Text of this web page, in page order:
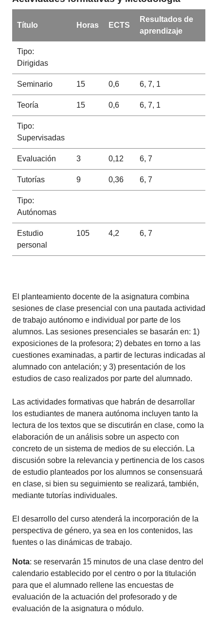
Título Horas ECTS
Resultados de
aprendizaje
Tipo:
Dirigidas
Seminario 15 0,6 6, 7, 1
Teoría 15 0,6 6, 7, 1
Tipo:
Supervisadas
Evaluación 3 0,12 6, 7
Tutorías 9 0,36 6, 7
Tipo:
Autónomas
Estudio
personal
105 4,2 6, 7
El planteamiento docente de la asignatura combina
sesiones de clase presencial con una pautada actividad
de trabajo autónomo e individual por parte de los
alumnos. Las sesiones presenciales se basarán en: 1)
exposiciones de la profesora; 2) debates en torno a las
cuestiones examinadas, a partir de lecturas indicadas al
alumnado con antelación; y 3) presentación de los
estudios de caso realizados por parte del alumnado.
Las actividades formativas que habrán de desarrollar
los estudiantes de manera autónoma incluyen tanto la
lectura de los textos que se discutirán en clase, como la
elaboración de un análisis sobre un aspecto con
concreto de un sistema de medios de su elección. La
discusión sobre la relevancia y pertinencia de los casos
de estudio planteados por los alumnos se consensuará
en clase, si bien su seguimiento se realizará, también,
mediante tutorías individuales.
El desarrollo del curso atenderá la incorporación de la
perspectiva de género, ya sea en los contenidos, las
fuentes o las dinámicas de trabajo.
Nota: se reservarán 15 minutos de una clase dentro del
calendario establecido por el centro o por la titulación
para que el alumnado rellene las encuestas de
evaluación de la actuación del profesorado y de
evaluación de la asignatura o módulo.